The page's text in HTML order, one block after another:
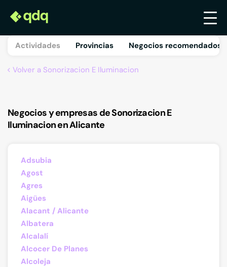
Actividades Provincias Negocios recomendados
Volver a Sonorizacion E Iluminacion
Negocios y empresas de Sonorizacion E
Iluminacion en Alicante
Adsubia
Agost
Agres
Aigües
Alacant / Alicante
Albatera
Alcalalí
Alcocer De Planes
Alcoleja